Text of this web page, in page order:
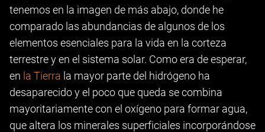
tenemos en la imagen de más abajo, donde he
comparado las abundancias de algunos de los
elementos esenciales para la vida en la corteza
terrestre y en el sistema solar. Como era de esperar,
en la Tierra la mayor parte del hidrógeno ha
desaparecido y el poco que queda se combina
mayoritariamente con el oxígeno para formar agua,
que altera los minerales superficiales incorporándose